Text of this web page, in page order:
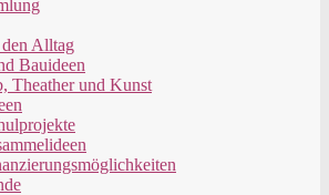
Alltag
Bauideen
Theather und Kunst